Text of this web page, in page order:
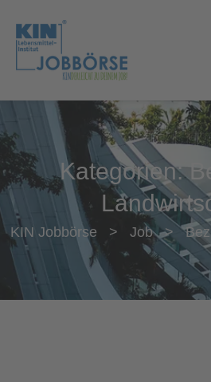
Kategorien:
KIN Jobbörse > Job >